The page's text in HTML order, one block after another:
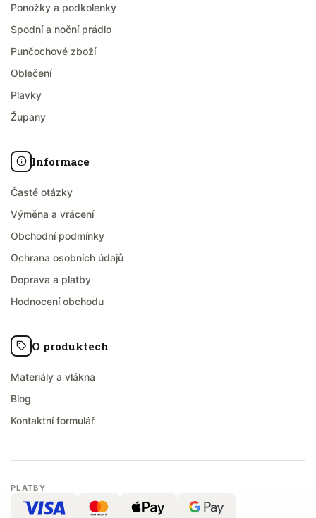
Ponožky a podkolenky
Spodní a noční prádlo
Punčochové zboží
Oblečení
Plavky
Župany
Informace
Časté otázky
Výměna a vrácení
Obchodní podmínky
Ochrana osobních údajů
Doprava a platby
Hodnocení obchodu
O produktech
Materiály a vlákna
Blog
Kontaktní formulář
PLATBY